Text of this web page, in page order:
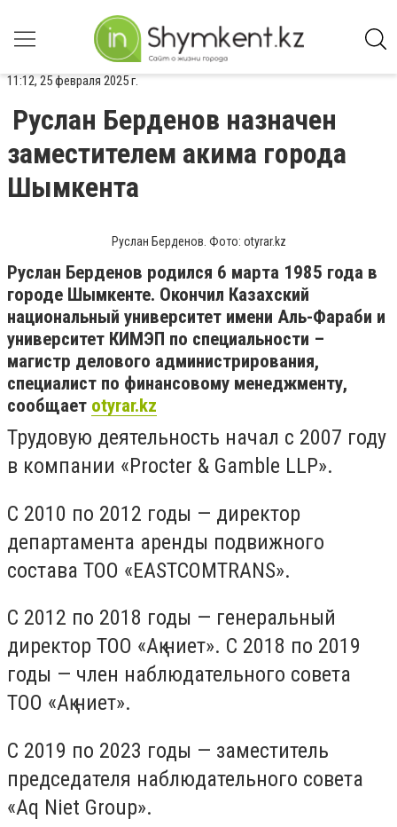
11:12, 25 февраля 2025 г.
Руслан Берденов назначен
заместителем акима города
Шымкента
Руслан Берденов. Фото: otyrar.kz
Руслан Берденов родился 6 марта 1985 года в
городе Шымкенте. Окончил Казахский
национальный университет имени Аль-Фараби и
университет КИМЭП по специальности –
магистр делового администрирования,
специалист по финансовому менеджменту,
сообщает otyrar.kz
Трудовую деятельность начал с 2007 году
в компании «Procter & Gamble LLP».
С 2010 по 2012 годы — директор
департамента аренды подвижного
состава ТОО «EASTCOMTRANS».
С 2012 по 2018 годы — генеральный
директор ТОО «Ақ ниет». С 2018 по 2019
годы — член наблюдательного совета
ТОО «Ақ ниет».
С 2019 по 2023 годы — заместитель
председателя наблюдательного совета
«Aq Niet Group».